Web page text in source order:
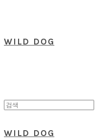
WILD DOG
WILD DOG